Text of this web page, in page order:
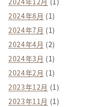
2024年8月 (1)
2024年7月 (1)
2024年4月 (2)
2024年3月 (1)
2024年2月 (1)
2023年12月 (1)
2023年11月 (1)